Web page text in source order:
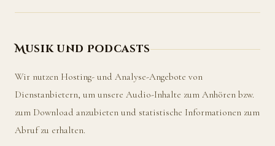
Musik und Podcasts
Wir nutzen Hosting- und Analyse-Angebote von
Dienstanbietern, um unsere Audio-Inhalte zum Anhören bzw.
zum Download anzubieten und statistische Informationen zum
Abruf zu erhalten.